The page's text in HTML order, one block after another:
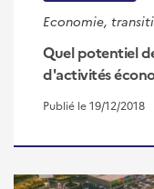
Economie,
Quel potentiel
d'activités
Publié le 19/12/2018